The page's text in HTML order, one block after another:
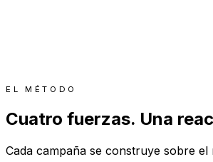
EL MÉTODO
Cuatro fuerzas. Una
Cada campaña se construye sobre el